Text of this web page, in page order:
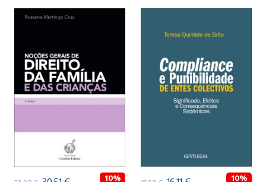
40,90 €.36,81 €.
49,90 €.44,91 €.
ADICIONAR
10% 10%